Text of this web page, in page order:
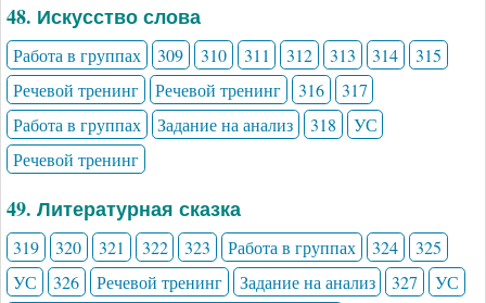
48. Искусство слова
Работа в группах 309 310 311 312 313 314
315
Речевой тренинг
Речевой тренинг 316
317
Работа в группах
Задание на анализ 318
УС
Речевой тренинг
49. Литературная сказка
319 320 321 322 323 Работа в группах 324
325
УС
326 Речевой тренинг Задание на анализ 327
УС